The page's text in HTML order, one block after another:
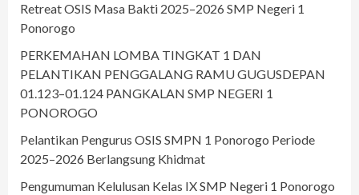
Retreat OSIS Masa Bakti 2025–2026 SMP Negeri 1
Ponorogo
PERKEMAHAN LOMBA TINGKAT 1 DAN
PELANTIKAN PENGGALANG RAMU GUGUSDEPAN
01.123–01.124 PANGKALAN SMP NEGERI 1
PONOROGO
Pelantikan Pengurus OSIS SMPN 1 Ponorogo Periode
2025–2026 Berlangsung Khidmat
Pengumuman Kelulusan Kelas IX SMP Negeri 1 Ponorogo